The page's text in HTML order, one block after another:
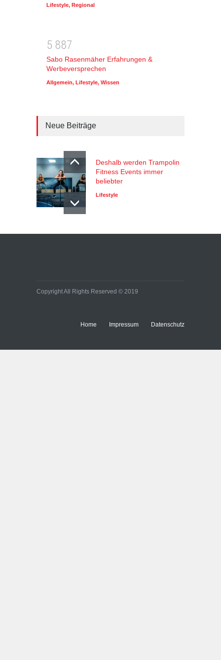
Lifestyle, Regional
5 887
Sabo Rasenmäher Erfahrungen &
Werbeversprechen
Allgemein, Lifestyle, Wissen
Neue Beiträge
Deshalb werden Trampolin
Fitness Events immer
beliebter
Lifestyle
Copyright All Rights Reserved © 2019
Home Impressum Datenschutz